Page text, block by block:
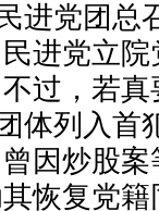
进党团总
进党立
过，若
体列入首
因炒股
恢复党